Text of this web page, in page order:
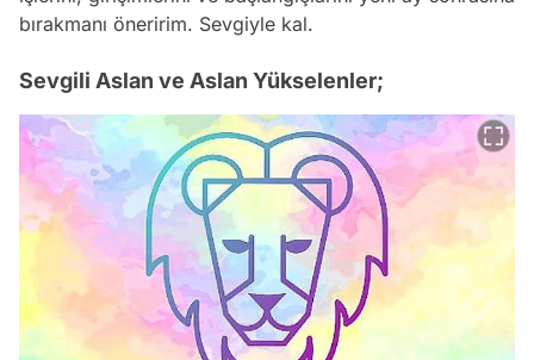
bırakmanı öneririm. Sevgiyle kal.
Sevgili Aslan ve Aslan Yükselenler;